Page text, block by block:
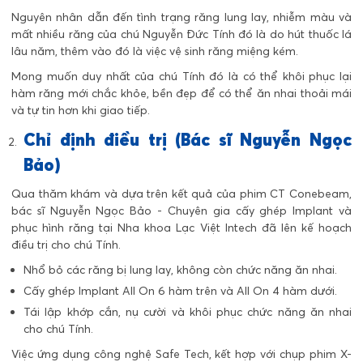
Nguyên nhân dẫn đến tình trạng răng lung lay, nhiễm màu và
mất nhiều răng của chú Nguyễn Đức Tính đó là do hút thuốc lá
lâu năm, thêm vào đó là việc vệ sinh răng miệng kém.
Mong muốn duy nhất của chú Tính đó là có thể khôi phục lại
hàm răng mới chắc khỏe, bền đẹp để có thể ăn nhai thoải mái
và tự tin hơn khi giao tiếp.
Chỉ định điều trị (Bác sĩ Nguyễn Ngọc
Bảo)
Qua thăm khám và dựa trên kết quả của phim CT Conebeam,
bác sĩ Nguyễn Ngọc Bảo - Chuyên gia cấy ghép Implant và
phục hình răng tại Nha khoa Lạc Việt Intech đã lên kế hoạch
điều trị cho chú Tính.
Nhổ bỏ các răng bị lung lay, không còn chức năng ăn nhai.
Cấy ghép Implant All On 6 hàm trên và All On 4 hàm dưới.
Tái lập khớp cắn, nụ cười và khôi phục chức năng ăn nhai
cho chú Tính.
Việc ứng dụng công nghệ Safe Tech, kết hợp với chụp phim X-